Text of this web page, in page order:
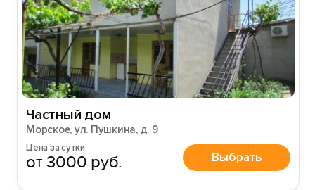
Частный дом
Морское, ул. Пушкина, д. 9
Цена за сутки
от 3000 руб. Выбрать
Войти илиЗарегистрироваться